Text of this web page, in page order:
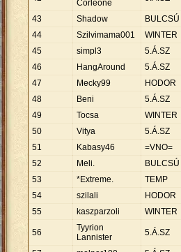
Corleone
43 Shadow BULCSÚ
44
Szilvimama001 WINTER
45
simpl3 5.Á.SZ
46
HangAround 5.Á.SZ
47
Mecky99 HODOR
48
Beni 5.Á.SZ
49
Tocsa WINTER
50
Vitya 5.Á.SZ
51
Kabasy46 =VNO=
52
Meli. BULCSÚ
53
*Extreme. TEMP
54
szilali HODOR
55
kaszparzoli WINTER
56
Tyyrion
Lannister
5.Á.SZ